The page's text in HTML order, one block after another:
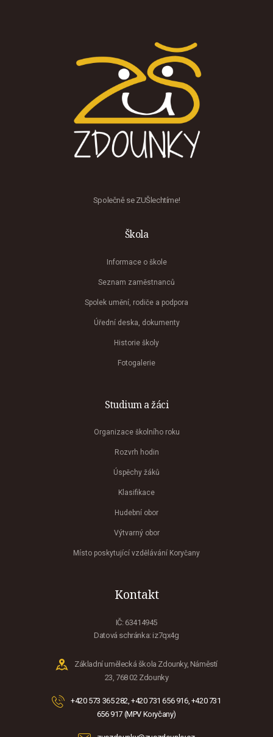
Společně se ZUŠlechtíme!
Škola
Informace o škole
Seznam zaměstnanců
Spolek umění, rodiče a podpora
Úřední deska, dokumenty
Historie školy
Fotogalerie
Studium a žáci
Organizace školního roku
Rozvrh hodin
Úspěchy žáků
Klasifikace
Hudební obor
Výtvarný obor
Místo poskytující vzdělávání Koryčany
Kontakt
IČ: 63414945
Datová schránka: iz7qx4g
Základní umělecká škola Zdounky, Náměstí
23, 768 02 Zdounky
+420 573 365 282, +420 731 656 916, +420 731
656 917 (MPV Koryčany)